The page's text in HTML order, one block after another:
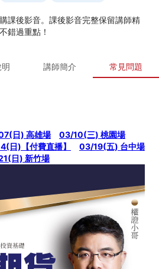
課後影音。課後影音完整保留講師精
錯過重點！
講師簡介 常見問題
日) 高雄場
03/10(三) 桃園場
日)【付費直播】
03/19(五) 台中場
日) 新竹場